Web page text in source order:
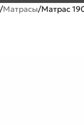
Матрасы Матрас